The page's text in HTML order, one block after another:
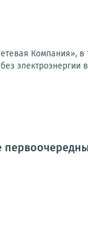
Компания», в
электроэнергии